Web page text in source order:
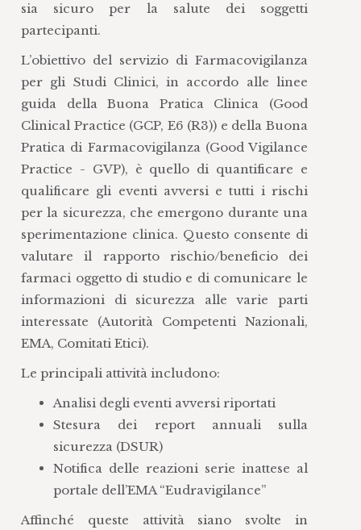
sia sicuro per la salute dei soggetti
partecipanti.
L’obiettivo del servizio di Farmacovigilanza
per gli Studi Clinici, in accordo alle linee
guida della Buona Pratica Clinica (Good
Clinical Practice (GCP, E6 (R3)) e della Buona
Pratica di Farmacovigilanza (Good Vigilance
Practice - GVP), è quello di quantificare e
qualificare gli eventi avversi e tutti i rischi
per la sicurezza, che emergono durante una
sperimentazione clinica. Questo consente di
valutare il rapporto rischio/beneficio dei
farmaci oggetto di studio e di comunicare le
informazioni di sicurezza alle varie parti
interessate (Autorità Competenti Nazionali,
EMA, Comitati Etici).
Le principali attività includono:
Analisi degli eventi avversi riportati
Stesura dei report annuali sulla
sicurezza (DSUR)
Notifica delle reazioni serie inattese al
portale dell’EMA “Eudravigilance”
Affinché queste attività siano svolte in